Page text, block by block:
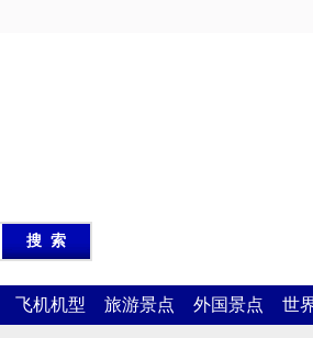
飞机机型 旅游景点 外国景点 世